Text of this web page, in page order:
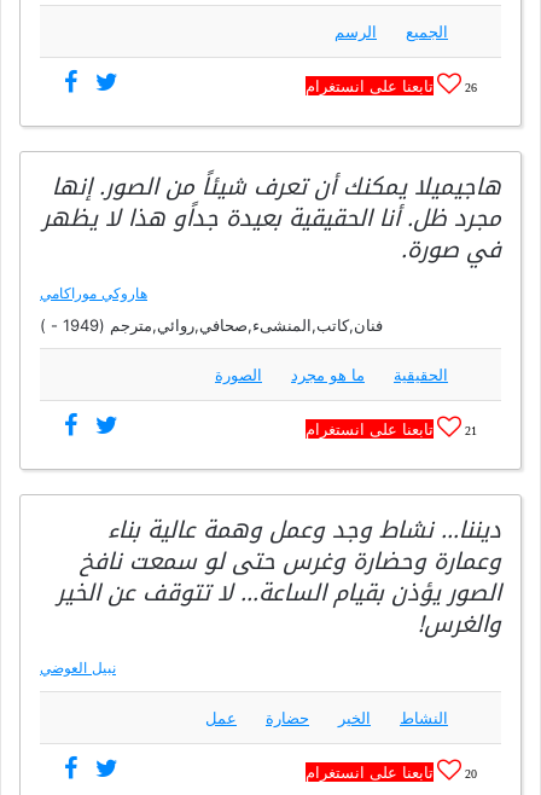
الجميع الرسم
26 تابعنا على انستغرام
هاجيميلا يمكنك أن تعرف شيئاً من الصور. إنها
مجرد ظل. أنا الحقيقية بعيدة جداًو هذا لا يظهر
في صورة.
هاروكي موراكامي
فنان,كاتب,المنشىء,صحافي,روائي,مترجم (1949 - )
الحقيقية ما هو مجرد الصورة
21 تابعنا على انستغرام
ديننا… نشاط وجد وعمل وهمة عالية بناء
وعمارة وحضارة وغرس حتى لو سمعت نافخ
الصور يؤذن بقيام الساعة… لا تتوقف عن الخير
والغرس!
نبيل العوضي
النشاط الخير حضارة عمل
20 تابعنا على انستغرام